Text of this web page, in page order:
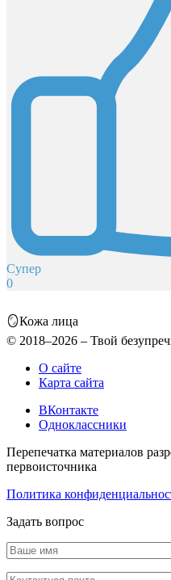
Супер
0
🪞Кожа лица
© 2018–2026 – Твой
О сайте
Карта сайта
ВКонтакте
Одноклассники
Перепечатка материалов
первоисточника
Политика
Задать вопрос